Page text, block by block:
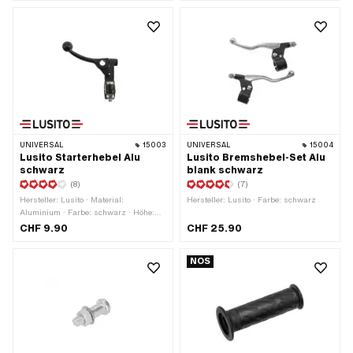
UNIVERSAL 15003
Lusito Starterhebel Alu
schwarz
(8)
Hersteller: Lusito · Material:
Aluminium · Farbe: schwarz · Höhe:
75 mm · Oberfläche: pulverbeschichtet
CHF 9.90
UNIVERSAL 15004
Lusito Bremshebel-Set Alu
blank schwarz
(7)
Hersteller: Lusito · Farbe: schwarz
CHF 25.90
NOS